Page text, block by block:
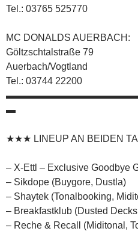
Tel.: 03765 525770
MC DONALDS AUERBACH:
Göltzschtalstraße 79
Auerbach/Vogtland
Tel.: 03744 22200
▬
★★★ LINEUP AN BEIDEN
– X-Ettl – Exclusive Goodbye
– Sikdope (Buygore, Dustla)
– Shaytek (Tonalbooking,
– Breakfastklub (Dusted
– Reche & Recall (Miditonal,